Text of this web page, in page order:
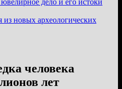
подменю
дело и его истоки
новых археологических
человека
лет